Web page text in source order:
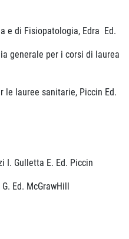
e di Fisiopatologia, Edra Ed.
generale per i corsi di laurea
le lauree sanitarie, Piccin Ed.
I. Gulletta E. Ed. Piccin
Ed. McGrawHill